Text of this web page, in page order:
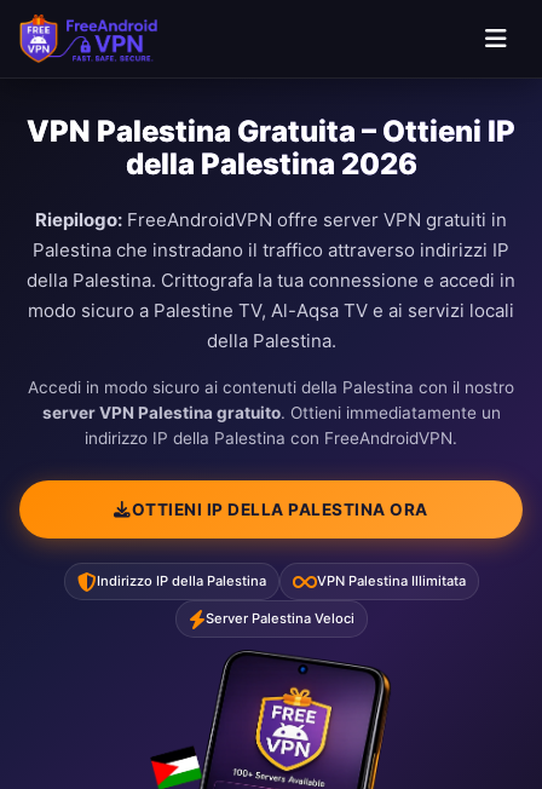
VPN Palestina Gratuita – Ottieni IP
della Palestina 2026
Riepilogo: FreeAndroidVPN offre server VPN gratuiti in
Palestina che instradano il traffico attraverso indirizzi IP
della Palestina. Crittografa la tua connessione e accedi in
modo sicuro a Palestine TV, Al-Aqsa TV e ai servizi locali
della Palestina.
Accedi in modo sicuro ai contenuti della Palestina con il nostro
server VPN Palestina gratuito. Ottieni immediatamente un
indirizzo IP della Palestina con FreeAndroidVPN.
OTTIENI IP DELLA PALESTINA ORA
Indirizzo IP della Palestina VPN Palestina Illimitata
Server Palestina Veloci